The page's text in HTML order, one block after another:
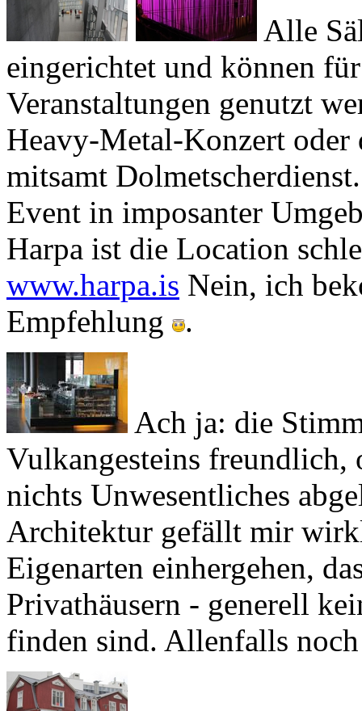
eingerichtet und können
Veranstal­tungen genutzt
Heavy-Metal-Konzert oder
mitsamt
Event in imposanter
Harpa ist die Location
www.harpa.isNein, ich
Empfehlung .
Vulkangesteins freundlich,
nichts Unwesentliches
Architektur gefällt mir
Eigenarten einhergehen,
Privathäusern - generell
finden sind. Allenfalls